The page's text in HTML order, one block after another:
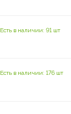
Есть в наличии: 91 шт
Есть в наличии: 176 шт